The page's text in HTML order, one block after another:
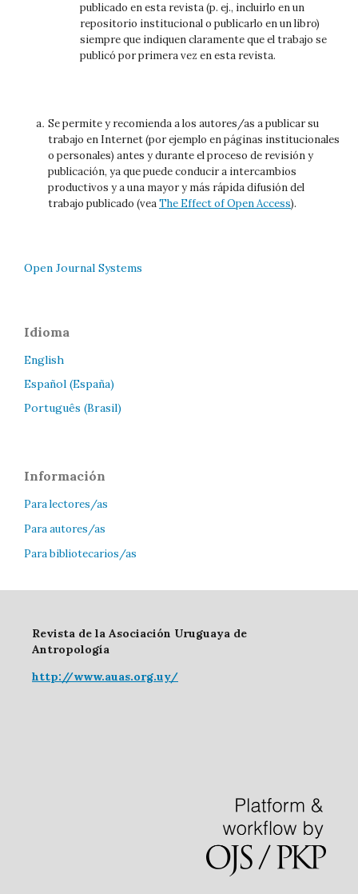
publicado en esta revista (p. ej., incluirlo en un
repositorio institucional o publicarlo en un libro)
siempre que indiquen claramente que el trabajo se
publicó por primera vez en esta revista.
Se permite y recomienda a los autores/as a publicar su
trabajo en Internet (por ejemplo en páginas institucionales
o personales) antes y durante el proceso de revisión y
publicación, ya que puede conducir a intercambios
productivos y a una mayor y más rápida difusión del
trabajo publicado (veaThe Effect of Open Access).
Open Journal Systems
Idioma
English
Español (España)
Português (Brasil)
Información
Para lectores/as
Para autores/as
Para bibliotecarios/as
Revista de la Asociación Uruguaya de
Antropología
http://www.auas.org.uy/